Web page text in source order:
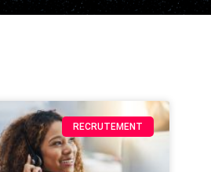
RECRUTEMENT